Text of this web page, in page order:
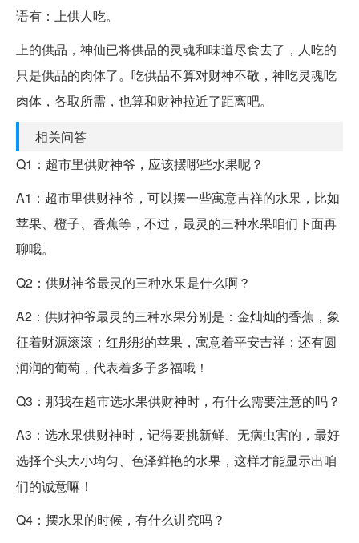
语有：上供人吃。
上的供品，神仙已将供品的灵魂和味道尽食去了，人吃的
只是供品的肉体了。吃供品不算对财神不敬，神吃灵魂吃
肉体，各取所需，也算和财神拉近了距离吧。
相关问答
Q1：超市里供财神爷，应该摆哪些水果呢？
A1：超市里供财神爷，可以摆一些寓意吉祥的水果，比如
苹果、橙子、香蕉等，不过，最灵的三种水果咱们下面再
聊哦。
Q2：供财神爷最灵的三种水果是什么啊？
A2：供财神爷最灵的三种水果分别是：金灿灿的香蕉，象
征着财源滚滚；红彤彤的苹果，寓意着平安吉祥；还有圆
润润的葡萄，代表着多子多福哦！
Q3：那我在超市选水果供财神时，有什么需要注意的吗？
A3：选水果供财神时，记得要挑新鲜、无病虫害的，最好
选择个头大小均匀、色泽鲜艳的水果，这样才能显示出咱
们的诚意嘛！
Q4：摆水果的时候，有什么讲究吗？